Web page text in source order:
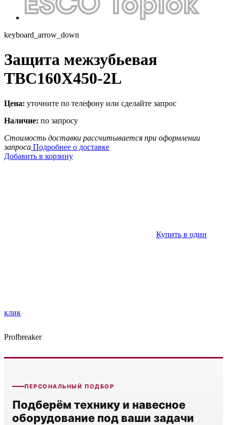
keyboard_arrow_down
Защита межзубьевая
TBC160X450-2L
Цена: уточните по телефону или сделайте запрос
Наличие: по запросу
Стоимость доставки рассчитывается при оформлении
запроса Подробнее о доставке
Добавить в корзину
Купить в один
клик
Profbreaker
ПЕРСОНАЛЬНЫЙ ПОДБОР
Подберём технику и навесное
оборудование под ваши задачи